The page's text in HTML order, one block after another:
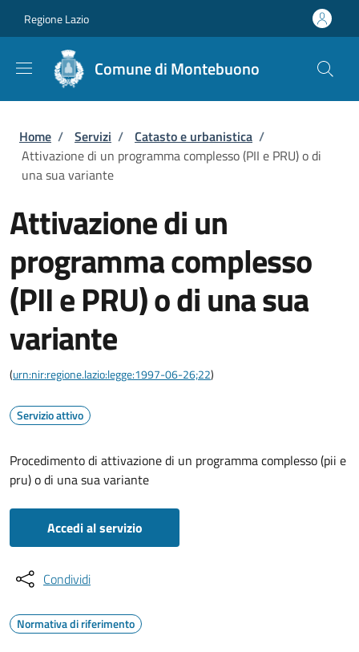
Regione Lazio
Comune di Montebuono
Briciole di pane
Home / Servizi / Catasto e urbanistica /
Attivazione di un programma complesso (PII e PRU) o di
una sua variante
Attivazione di un
programma complesso
(PII e PRU) o di una sua
variante
(urn:nir:regione.lazio:legge:1997-06-26;22)
Servizio attivo
Procedimento di attivazione di un programma complesso (pii e
pru) o di una sua variante
Accedi al servizio
Condividi
Normativa di riferimento